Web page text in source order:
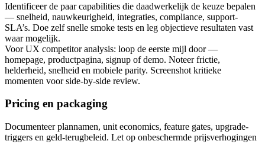
Identificeer de paar capabilities die daadwerkelijk de keuze bepalen
— snelheid, nauwkeurigheid, integraties, compliance, support-
SLA’s. Doe zelf snelle smoke tests en leg objectieve resultaten vast
waar mogelijk.
Voor UX competitor analysis: loop de eerste mijl door —
homepage, productpagina, signup of demo. Noteer frictie,
helderheid, snelheid en mobiele parity. Screenshot kritieke
momenten voor side-by-side review.
Pricing en packaging
Documenteer plannamen, unit economics, feature gates, upgrade-
triggers en geld-terugbeleid. Let op onbeschermde prijsverhogingen